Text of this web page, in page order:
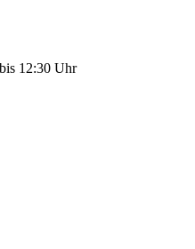
12:30 Uhr